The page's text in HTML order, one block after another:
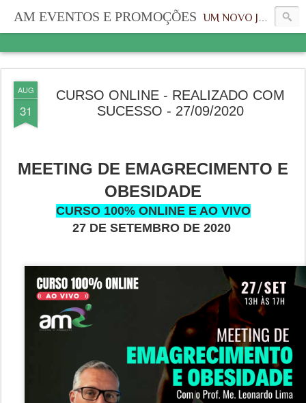
AM EVENTOS E PROMOÇÕES UM NOVO JEITO, UMA NOVA IDENTIDADE
AUG
31
CURSO ONLINE - REALIZADO COM
SUCESSO - 27/09/2020
MEETING DE EMAGRECIMENTO E
OBESIDADE
CURSO 100% ONLINE E AO VIVO
27 DE SETEMBRO DE 2020